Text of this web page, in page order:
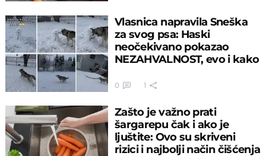
Vlasnica napravila Sneška
za svog psa: Haski
neočekivano pokazao
NEZAHVALNOST, evo i kako
0 1
Zašto je važno prati
šargarepu čak i ako je
ljuštite: Ovo su skriveni
rizici i najbolji način čišćenja